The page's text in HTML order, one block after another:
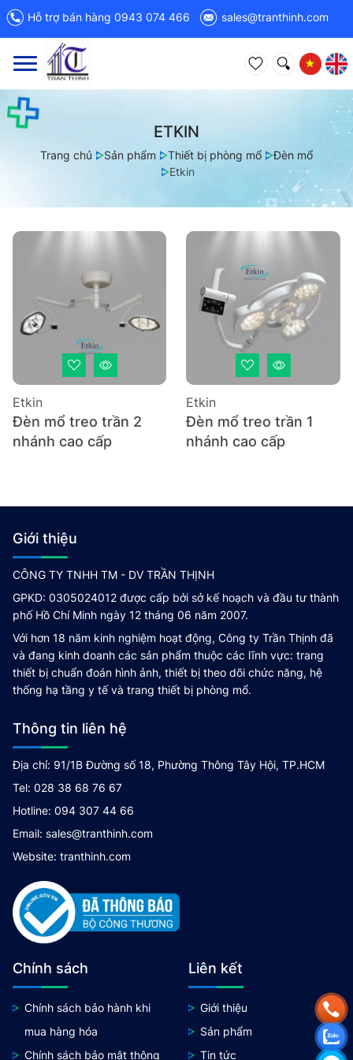
Hỗ trợ bán hàng 0943 074 466 sales@tranthinh.com
Toggle
navigation
ETKIN
Trang chủ Sản phẩm Thiết bị phòng mổ
Đèn mổ
Etkin
Etkin
Đèn mổ treo trần 2
nhánh cao cấp
Etkin
Đèn mổ treo trần 1
nhánh cao cấp
Giới thiệu
CÔNG TY TNHH TM - DV TRẦN THỊNH
GPKD: 0305024012 được cấp bởi sở kế hoạch và đầu tư thành
phố Hồ Chí Minh ngày 12 tháng 06 năm 2007.
Với hơn 18 năm kinh nghiệm hoạt động, Công ty Trần Thịnh đã
và đang kinh doanh các sản phẩm thuộc các lĩnh vực: trang
thiết bị chuẩn đoán hình ảnh, thiết bị theo dõi chức năng, hệ
thống hạ tầng y tế và trang thiết bị phòng mổ.
Thông tin liên hệ
Địa chỉ: 91/1B Đường số 18, Phường Thông Tây Hội, TP.HCM
Tel: 028 38 68 76 67
Hotline: 094 307 44 66
Email: sales@tranthinh.com
Website: tranthinh.com
Chính sách
Chính sách bảo hành khi
mua hàng hóa
Chính sách bảo mật thông
Liên kết
Giới thiệu
Sản phẩm
Tin tức